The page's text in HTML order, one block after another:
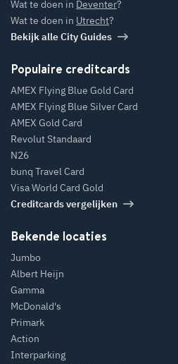
Wat te doen in Deventer?
Wat te doen in Utrecht?
Bekijk alle City Guides
Populaire creditcards
AMEX Flying Blue Gold Card
AMEX Flying Blue Silver Card
AMEX Gold Card
Revolut Standaard
N26
bunq Travel Card
Visa World Card Gold
Creditcards vergelijken
Bekende locaties
Jumbo
Albert Heijn
Gamma
McDonald's
Primark
Action
Interparking